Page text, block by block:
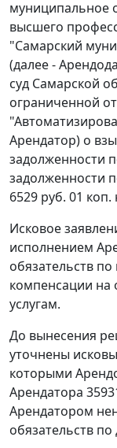
муниципальное
высшего
"Самарский
(далее -
суд Самарской
ограниченной
Арендатор) о
задолженности
задолженности
6529 руб. 01 коп.
Исковое
исполнением
обязательств
компенсации на
услугам.
До вынесения
уточнены
которыми
Арендатора
Арендатором
обязательств